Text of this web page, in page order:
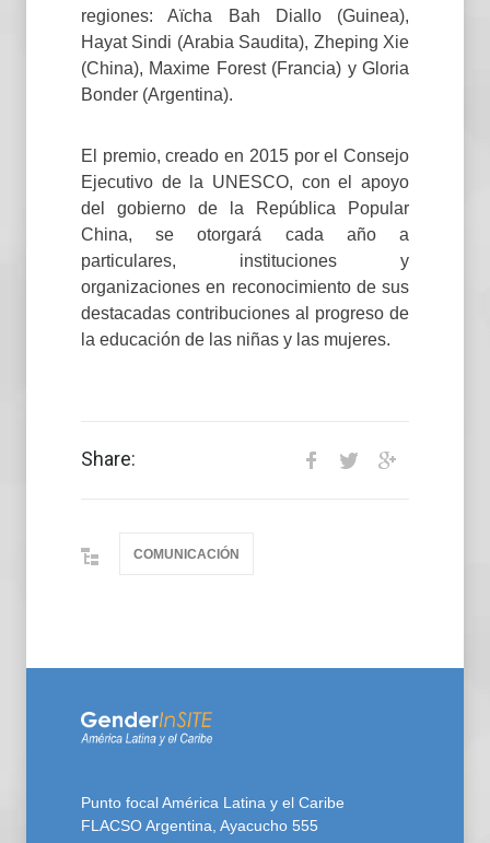
regiones: Aïcha Bah Diallo (Guinea),
Hayat Sindi (Arabia Saudita), Zheping Xie
(China), Maxime Forest (Francia) y Gloria
Bonder (Argentina).
El premio, creado en 2015 por el Consejo
Ejecutivo de la UNESCO, con el apoyo
del gobierno de la República Popular
China, se otorgará cada año a
particulares, instituciones y
organizaciones en reconocimiento de sus
destacadas contribuciones al progreso de
la educación de las niñas y las mujeres.
Share:
COMUNICACIÓN
Punto focal América Latina y el Caribe
FLACSO Argentina, Ayacucho 555